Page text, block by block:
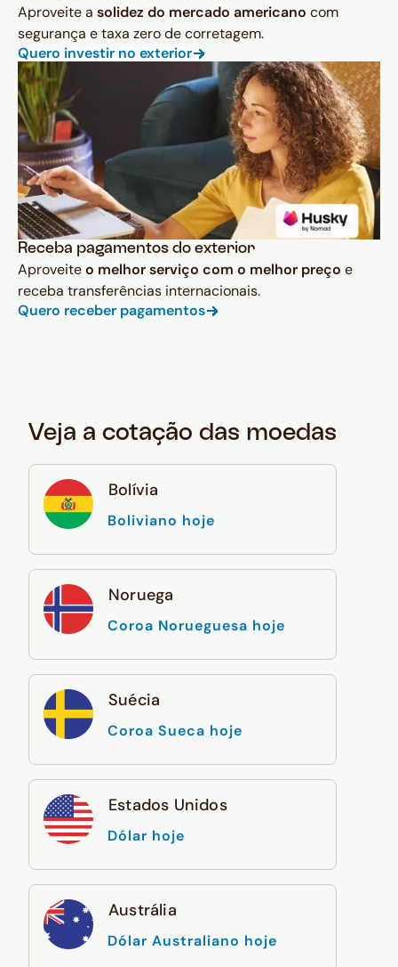
Aproveite a solidez do mercado americano com
segurança e taxa zero de corretagem.
Quero investir no exterior
Receba pagamentos do exterior
Aproveiteo melhor serviço com o melhor preço e
receba transferências internacionais.
Quero receber pagamentos
Veja a cotação das moedas
Bolívia
Boliviano hoje
Noruega
Coroa Norueguesa hoje
Suécia
Coroa Sueca hoje
Estados Unidos
Dólar hoje
Austrália
Dólar Australiano hoje